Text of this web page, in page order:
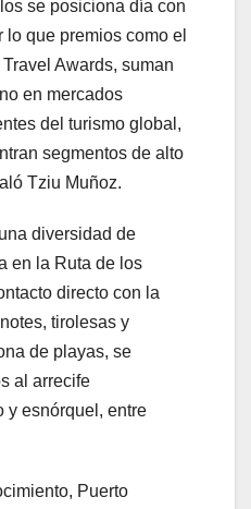
se posiciona día con
que premios como el
Awards, suman
en mercados
del turismo global,
segmentos de alto
Tziu Muñoz.
diversidad de
en la Ruta de los
directo con la
tirolesas y
de playas, se
al arrecife
y esnórquel, entre
Puerto